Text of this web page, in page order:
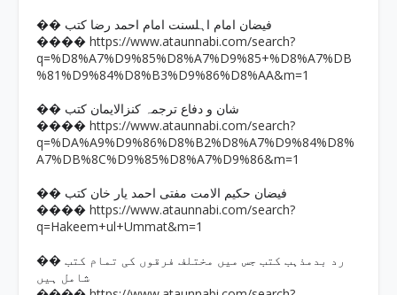
�� فیضان امام اہلسنت امام احمد رضا کتب
���� https://www.ataunnabi.com/search?
q=%D8%A7%D9%85%D8%A7%D9%85+%D8%A7%DB
%81%D9%84%D8%B3%D9%86%D8%AA&m=1
�� شان و دفاع ترجمہ کنزالایمان کتب
���� https://www.ataunnabi.com/search?
q=%DA%A9%D9%86%D8%B2%D8%A7%D9%84%D8%
A7%DB%8C%D9%85%D8%A7%D9%86&m=1
�� فیضان حکیم الامت مفتی احمد یار خان کتب
���� https://www.ataunnabi.com/search?
q=Hakeem+ul+Ummat&m=1
�� رد بدمذہب کتب جس میں مختلف فرقوں کی تمام کتب
شامل ہیں